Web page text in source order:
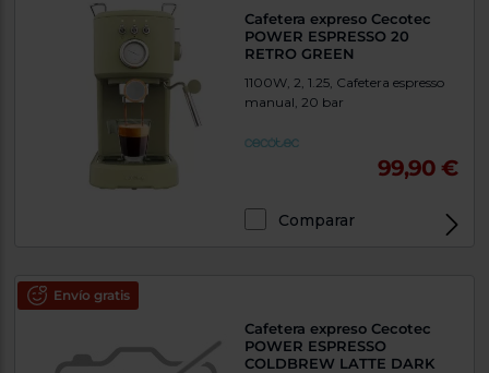
Cafetera expreso Cecotec
POWER ESPRESSO 20
RETRO GREEN
1100W, 2, 1.25, Cafetera espresso
manual, 20 bar
99,90 €
Comparar
Envío gratis
Cafetera expreso Cecotec
POWER ESPRESSO
COLDBREW LATTE DARK